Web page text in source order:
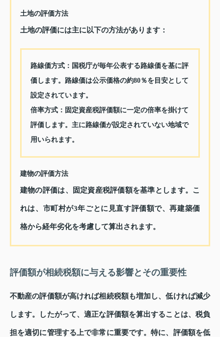
土地の評価方法
土地の評価には主に以下の方法があります：
路線価方式：国税庁が毎年公表する路線価を基に評
価します。路線価は公示価格の約80％を目安として
設定されています。
倍率方式：固定資産税評価額に一定の倍率を掛けて
評価します。主に路線価が設定されていない地域で
用いられます。
建物の評価方法
建物の評価は、固定資産税評価額を基準とします。こ
れは、市町村が3年ごとに見直す評価額で、再建築価
格から経年劣化を考慮して算出されます。
評価額が相続税額に与える影響とその重要性
不動産の評価額が高ければ相続税額も増加し、低ければ減少
します。したがって、適正な評価額を算出することは、税負
担を適切に管理する上で非常に重要です。特に、評価額を低